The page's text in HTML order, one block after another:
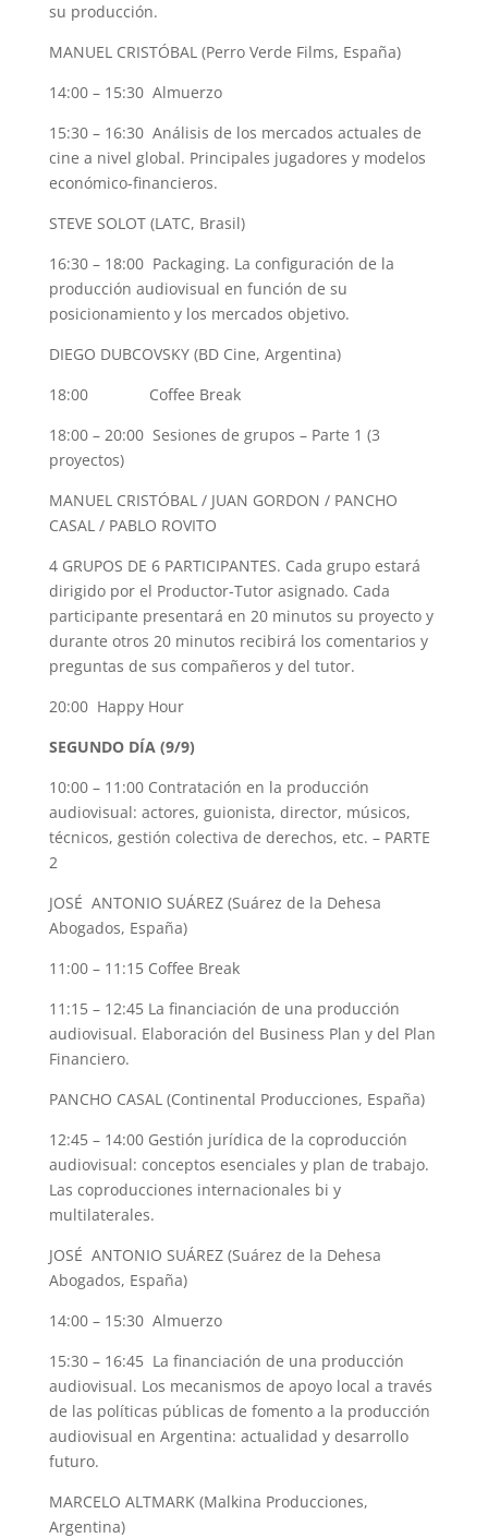
su producción.
MANUEL CRISTÓBAL (Perro Verde Films, España)
14:00 – 15:30 Almuerzo
15:30 – 16:30 Análisis de los mercados actuales de
cine a nivel global. Principales jugadores y modelos
económico-financieros.
STEVE SOLOT (LATC, Brasil)
16:30 – 18:00 Packaging. La configuración de la
producción audiovisual en función de su
posicionamiento y los mercados objetivo.
DIEGO DUBCOVSKY (BD Cine, Argentina)
18:00 Coffee Break
18:00 – 20:00 Sesiones de grupos – Parte 1 (3
proyectos)
MANUEL CRISTÓBAL / JUAN GORDON / PANCHO
CASAL / PABLO ROVITO
4 GRUPOS DE 6 PARTICIPANTES. Cada grupo estará
dirigido por el Productor-Tutor asignado. Cada
participante presentará en 20 minutos su proyecto y
durante otros 20 minutos recibirá los comentarios y
preguntas de sus compañeros y del tutor.
20:00 Happy Hour
SEGUNDO DÍA (9/9)
10:00 – 11:00 Contratación en la producción
audiovisual: actores, guionista, director, músicos,
técnicos, gestión colectiva de derechos, etc. – PARTE
2
JOSÉ ANTONIO SUÁREZ (Suárez de la Dehesa
Abogados, España)
11:00 – 11:15 Coffee Break
11:15 – 12:45 La financiación de una producción
audiovisual. Elaboración del Business Plan y del Plan
Financiero.
PANCHO CASAL (Continental Producciones, España)
12:45 – 14:00 Gestión jurídica de la coproducción
audiovisual: conceptos esenciales y plan de trabajo.
Las coproducciones internacionales bi y
multilaterales.
JOSÉ ANTONIO SUÁREZ (Suárez de la Dehesa
Abogados, España)
14:00 – 15:30 Almuerzo
15:30 – 16:45 La financiación de una producción
audiovisual. Los mecanismos de apoyo local a través
de las políticas públicas de fomento a la producción
audiovisual en Argentina: actualidad y desarrollo
futuro.
MARCELO ALTMARK (Malkina Producciones,
Argentina)